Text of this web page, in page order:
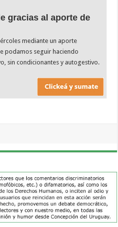
gracias al aporte de
mediante un aporte
podamos seguir haciendo
sin condicionantes y autogestivo.